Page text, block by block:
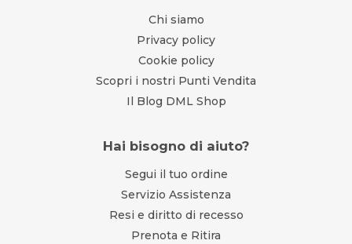
Chi siamo
Privacy policy
Cookie policy
Scopri i nostri Punti Vendita
Il Blog DML Shop
Hai bisogno di aiuto?
Segui il tuo ordine
Servizio Assistenza
Resi e diritto di recesso
Prenota e Ritira